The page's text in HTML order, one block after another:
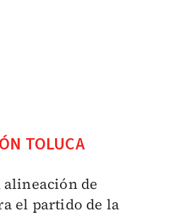
TOLUCA
alineación de
el partido de la